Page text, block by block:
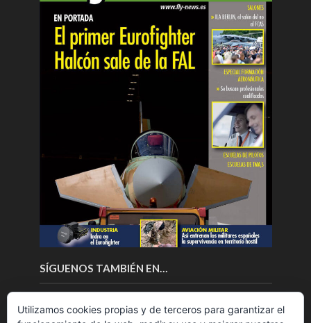
SÍGUENOS TAMBIÉN EN…
Utilizamos cookies propias y de terceros para garantizar el